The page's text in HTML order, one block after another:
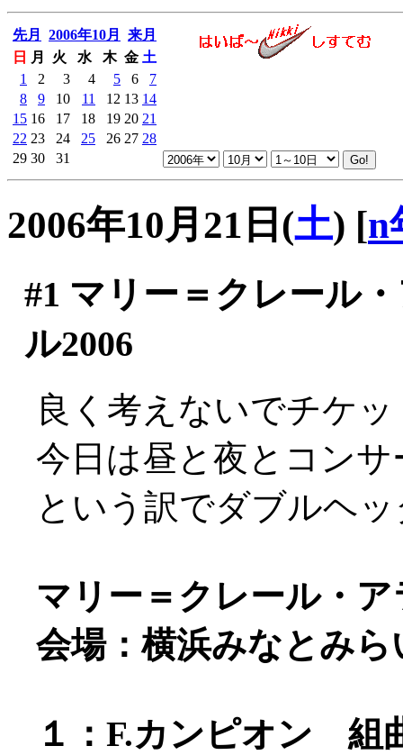
先月 2006年10月
来月
日
月 火 水 木 金 土
1
2 3 4 5 6
7
8
9 10 11 12 13 14
15 16 17 18 19 20 21
22 23 24 25 26 27 28
29 30 31
2006年10月21日(土) [n
#1 マリー＝クレール
ル2006
良く考えないでチケ
今日は昼と夜とコン
という訳でダブルヘ
マリー＝クレール・ア
会場：横浜みなとみら
１：F.カンピオン 組